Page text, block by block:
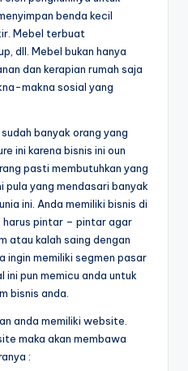
benda kecil
Mebel terbuat
dll. Mebel bukan hanya
dan kerapian rumah saja
makna sosial yang
banyak orang yang
ini karena bisnis ini oun
pasti membutuhkan yang
pula yang mendasari banyak
ini. Anda memiliki bisnis di
harus pintar – pintar agar
atau kalah saing dengan
ingin memiliki segmen pasar
ini pun memicu anda untuk
bisnis anda.
anda memiliki website.
maka akan membawa
: